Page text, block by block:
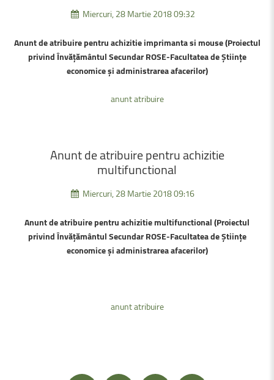
Miercuri, 28 Martie 2018 09:32
Anunt de atribuire pentru achizitie imprimanta si mouse (Proiectul
privind Învățământul Secundar ROSE-Facultatea de Științe
economice și administrarea afacerilor)
anunt atribuire
Anuntdeatribuirepentruachizitie
multifunctional
Miercuri, 28 Martie 2018 09:16
Anunt de atribuire pentru achizitie multifunctional (Proiectul
privind Învățământul Secundar ROSE-Facultatea de Științe
economice și administrarea afacerilor)
anunt atribuire